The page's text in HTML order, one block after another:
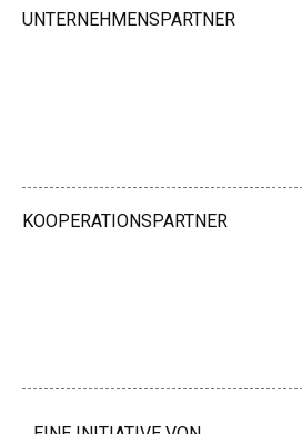
UNTERNEHMENSPARTNER
KOOPERATIONSPARTNER